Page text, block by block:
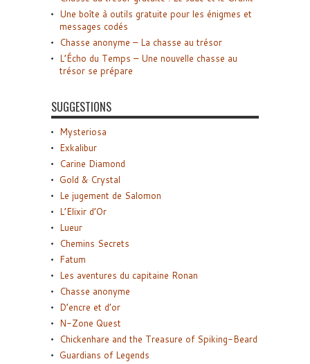
Une boîte à outils gratuite pour les énigmes et
messages codés
Chasse anonyme – La chasse au trésor
L’Écho du Temps – Une nouvelle chasse au
trésor se prépare
SUGGESTIONS
Mysteriosa
Exkalibur
Carine Diamond
Gold & Crystal
Le jugement de Salomon
L’Elixir d’Or
Lueur
Chemins Secrets
Fatum
Les aventures du capitaine Ronan
Chasse anonyme
D’encre et d’or
N-Zone Quest
Chickenhare and the Treasure of Spiking-Beard
Guardians of Legends